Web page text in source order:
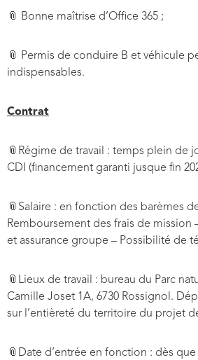
📎 Bonne maîtrise d’Office 365 ;
📎 Permis de conduire B et véhicule
indispensables.
Contrat
📎Régime de travail : temps plein de
CDI (financement garanti jusque fin
📎Salaire : en fonction des barèmes
Remboursement des frais de mission
et assurance groupe – Possibilité de
📎Lieux de travail : bureau du Parc
Camille Joset 1A, 6730 Rossignol.
sur l’entièreté du territoire du projet
📎 Date d’entrée en fonction : dès